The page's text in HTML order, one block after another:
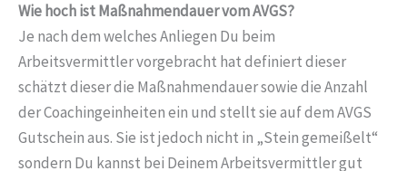
Wie hoch ist Maßnahmendauer vom AVGS?
Je nach dem welches Anliegen Du beim
Arbeitsvermittler vorgebracht hat definiert dieser
schätzt dieser die Maßnahmendauer sowie die Anzahl
der Coachingeinheiten ein und stellt sie auf dem AVGS
Gutschein aus. Sie ist jedoch nicht in „Stein gemeißelt“
sondern Du kannst bei Deinem Arbeitsvermittler gut